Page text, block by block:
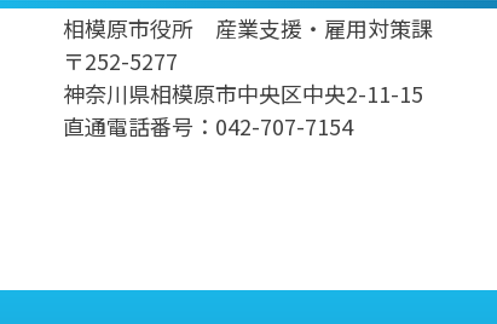
相模原市役所 産業支援・雇用対策課
〒252-5277
神奈川県相模原市中央区中央2-11-15
直通電話番号：042-707-7154